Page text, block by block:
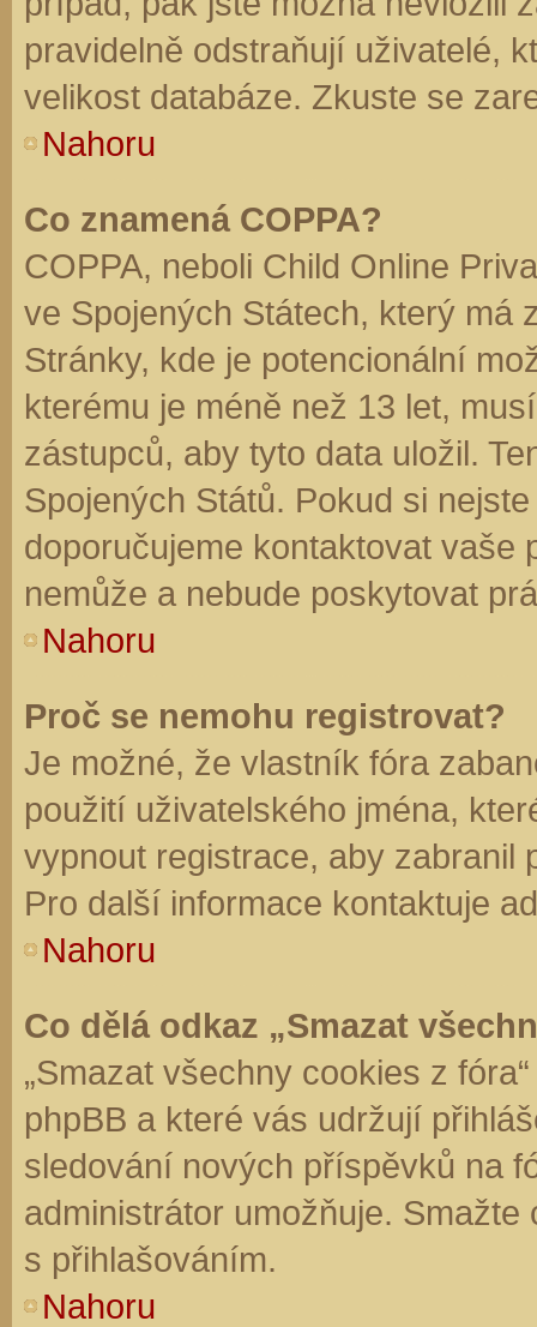
pravidelně odstraňují uživatelé,
velikost databáze. Zkuste se
Nahoru
Co znamená COPPA?
COPPA, neboli Child Online
ve Spojených Státech, který má
Stránky, kde je potencionální
kterému je méně než 13 let,
zástupců, aby tyto data uložil.
Spojených Států. Pokud si
doporučujeme kontaktovat vaše
nemůže a nebude poskytovat
Nahoru
Proč se nemohu registrovat?
Je možné, že vlastník fóra
použití uživatelského jména,
vypnout registrace, aby zabranil
Pro další informace kontaktuje
Nahoru
Co dělá odkaz „Smazat
„Smazat všechny cookies z
phpBB a které vás udržují
sledování nových příspěvků na
administrátor umožňuje.
s přihlašováním.
Nahoru